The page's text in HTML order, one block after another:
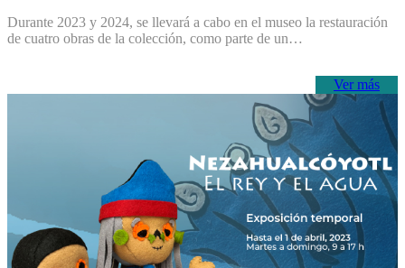
Durante 2023 y 2024, se llevará a cabo en el museo la restauración
de cuatro obras de la colección, como parte de un…
Ver más